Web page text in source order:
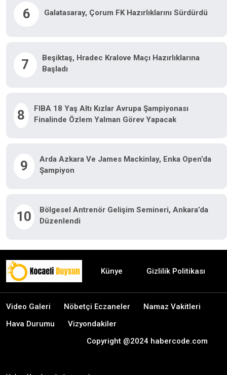
6 Galatasaray, Çorum FK Hazırlıklarını Sürdürdü
7
Beşiktaş, Hradec Kralove Maçı Hazırlıklarına
Başladı
8
FIBA 18 Yaş Altı Kızlar Avrupa Şampiyonası
Finalinde Özlem Yalman Görev Yapacak
9
Arda Azkara Ve James Mackinlay, Enka Open’da
Şampiyon
10
Bölgesel Antrenör Gelişim Semineri, Ankara’da
Düzenlendi
Künye Gizlilik Politikası
Video Galeri Nöbetçi Eczaneler
Namaz Vakitleri
Hava Durumu
Vizyondakiler
Copyright @2024 habercode.com